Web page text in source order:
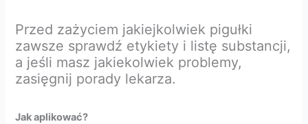
Przed zażyciem jakiejkolwiek pigułki
zawsze sprawdź etykiety i listę substancji,
a jeśli masz jakiekolwiek problemy,
zasięgnij porady lekarza.
Jak aplikować?